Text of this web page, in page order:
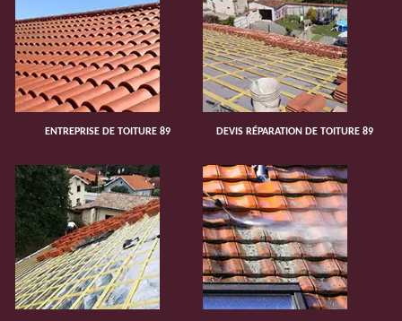
ENTREPRISE DE TOITURE 89 DEVIS RÉPARATION DE TOITURE 89